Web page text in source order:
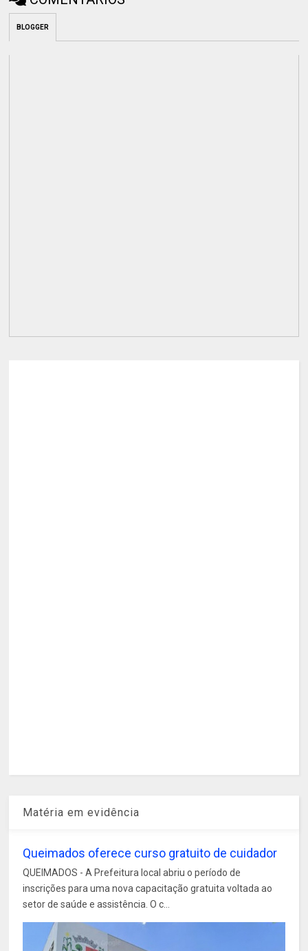
BLOGGER
Matéria em evidência
Queimados oferece curso gratuito de cuidador
QUEIMADOS - A Prefeitura local abriu o período de
inscrições para uma nova capacitação gratuita voltada ao
setor de saúde e assistência. O c...